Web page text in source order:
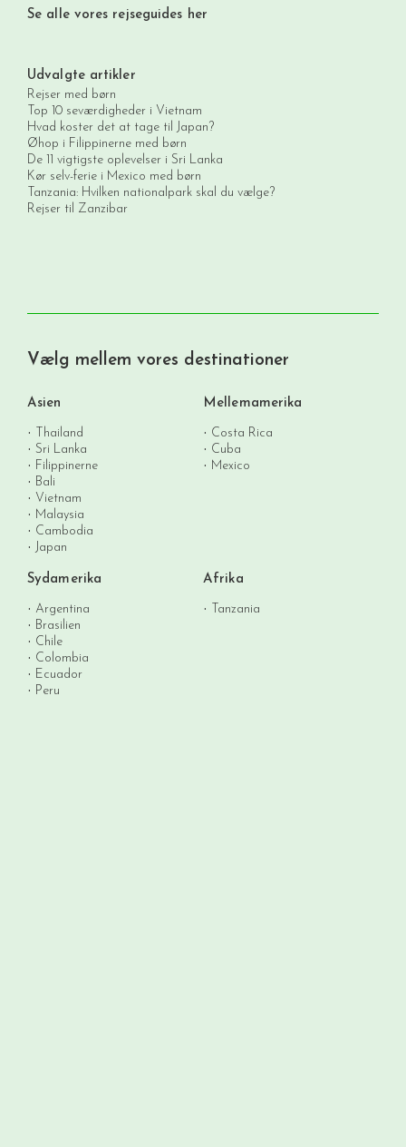
Se alle vores rejseguides her
Udvalgte artikler
Rejser med børn
Top 10 seværdigheder i Vietnam
Hvad koster det at tage til Japan?
Øhop i Filippinerne med børn
De 11 vigtigste oplevelser i Sri Lanka
Kør selv-ferie i Mexico med børn
Tanzania: Hvilken nationalpark skal du vælge?
Rejser til Zanzibar
Vælg mellem vores destinationer
Asien
Thailand
Sri Lanka
Filippinerne
Bali
Vietnam
Malaysia
Cambodia
Japan
Mellemamerika
Costa Rica
Cuba
Mexico
Sydamerika
Argentina
Brasilien
Chile
Colombia
Ecuador
Peru
Afrika
Tanzania